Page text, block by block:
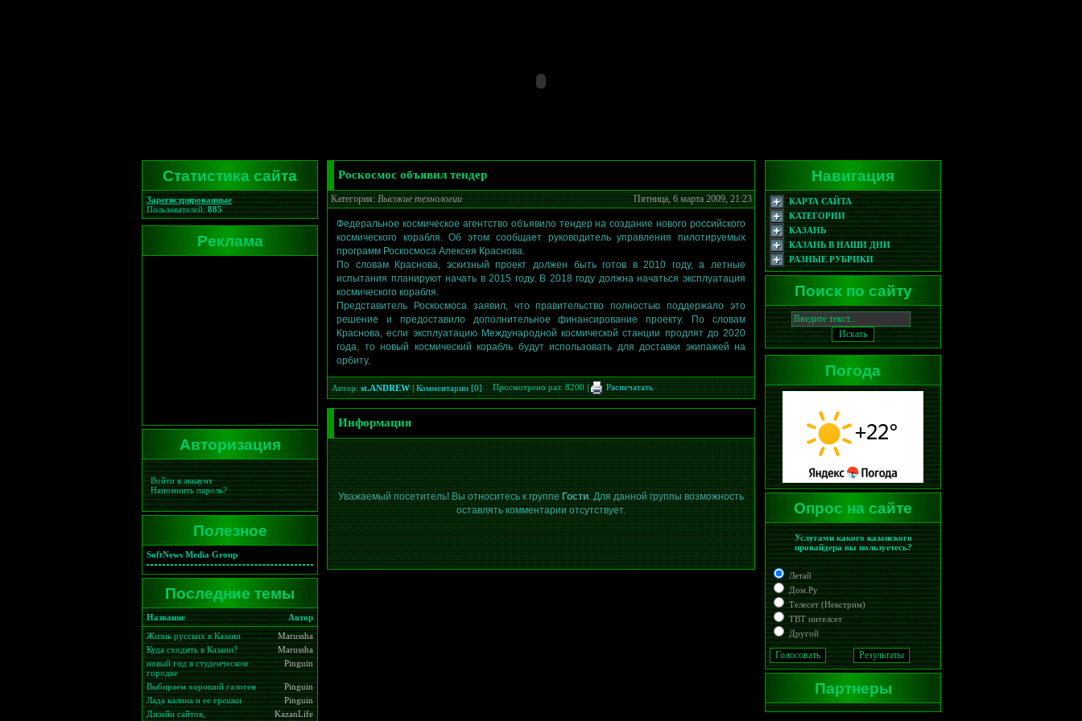
Статистика сайта
Зарегистрированные
Пользователей:885
Реклама
Авторизация
Войти в аккаунт
Напомнить пароль?
Полезное
SoftNews Media Group
Последние темы
Название
Автор
Жизнь русских в Казани
Marussha
Куда сходить в Казани?
Marussha
новый год в студенческом
городке
Pinguin
Выбираем хороший галоген
Pinguin
Лада калина и ее грешки
Pinguin
Дизайн сайтов,
KazanLife
Роскосмос объявил тендер
Категория: Высокие технологии Пятница, 6 марта 2009, 21:23
Федеральное космическое агентство объявило тендер на создание нового российского
космического корабля. Об этом сообщает руководитель управления пилотируемых
программ Роскосмоса Алексея Краснова.
По словам Краснова, эскизный проект должен быть готов в 2010 году, а летные
испытания планируют начать в 2015 году. В 2018 году должна начаться эксплуатация
космического корабля.
Представитель Роскосмоса заявил, что правительство полностью поддержало это
решение и предоставило дополнительное финансирование проекту. По словам
Краснова, если эксплуатацию Международной космической станции продлят до 2020
года, то новый космический корабль будут использовать для доставки экипажей на
орбиту.
Автор: st.ANDREW | Комментарии [0] Просмотрено раз: 8200 | Распечатать
Информация
Уважаемый посетитель! Вы относитесь к группе Гости. Для данной группы возможность
оставлять комментарии отсутствует.
Навигация
КАРТА САЙТА
КАТЕГОРИИ
КАЗАНЬ
КАЗАНЬ В НАШИ ДНИ
РАЗНЫЕ РУБРИКИ
Поиск по сайту
Погода
Опрос на сайте
Услугами какого казанcкого
провайдера вы пользуетесь?
Летай
Дом.Ру
Телесет (Некстрим)
ТВТ интелсет
Другой
Партнеры